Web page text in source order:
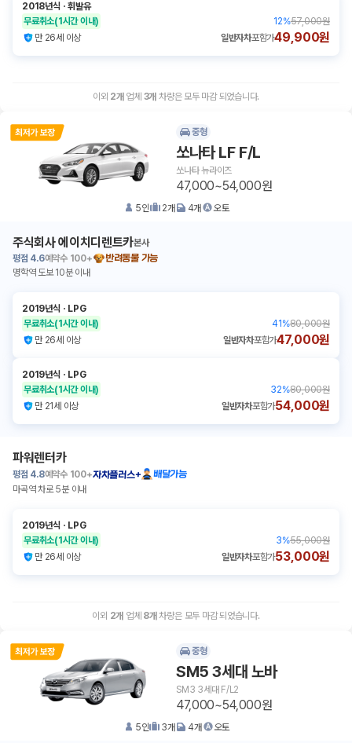
2018년식 ㆍ휘발유
무료취소(1시간 이내) 12%57,000원
만 26세 이상
일반자차포함가49,900원
이외 2개 업체 3개 차량은 모두 마감 되었습니다.
중형
쏘나타 LF F/L
쏘나타 뉴라이즈
47,000~54,000원
5인 2개 4개 오토
주식회사 에이치디렌트카본사
평점 4.6예약수 100+
반려동물 가능
명학역 도보 10분 이내
2019년식 ㆍ LPG
무료취소(1시간 이내) 41 %80,000원
만 26세 이상
일반자차포함가47,000원
2019년식 ㆍ LPG
무료취소(1시간 이내) 32%80,000원
만 21세 이상
일반자차포함가54,000원
파워렌터카
평점 4.8예약수 100+자차플러스+
배달가능
마곡역 차로 5분 이내
2019년식 ㆍ LPG
무료취소(1시간 이내) 3%55,000원
만 26세 이상
일반자차포함가53,000원
이외 2개 업체 8개 차량은 모두 마감 되었습니다.
중형
SM5 3세대 노바
SM3 3세대 F/L2
47,000~54,000원
5인 3개 4개 오토